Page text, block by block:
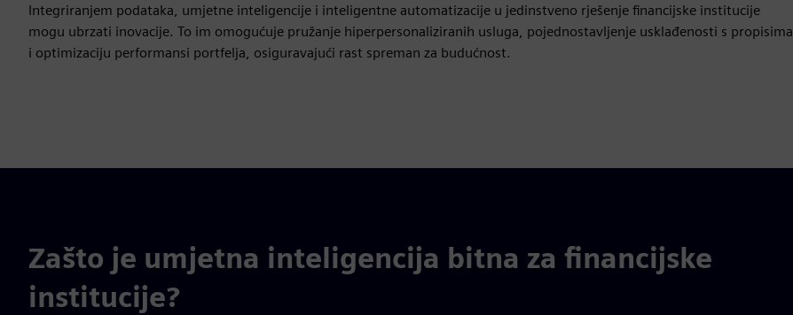
Integriranjem podataka, umjetne inteligencije i inteligentne automatizacije u jedinstveno rješenje financijske institucije
mogu ubrzati inovacije. To im omogućuje pružanje hiperpersonaliziranih usluga, pojednostavljenje usklađenosti s propisima
i optimizaciju performansi portfelja, osiguravajući rast spreman za budućnost.
Zašto je umjetna inteligencija bitna za financijske
institucije?